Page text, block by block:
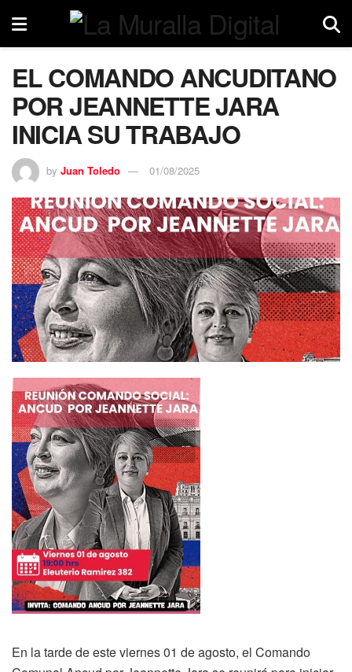
EL COMANDO ANCUDITANO
POR JEANNETTE JARA
INICIA SU TRABAJO
by Juan Toledo 01/08/2025
En la tarde de este viernes 01 de agosto, el Comando